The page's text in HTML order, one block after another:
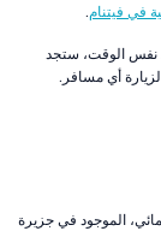
في فيتنام.
نفس الوقت، ستجد
أي مسافر.
الموجود في جزيرة